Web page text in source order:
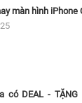
màn hình iPhone
có DEAL - TẶNG